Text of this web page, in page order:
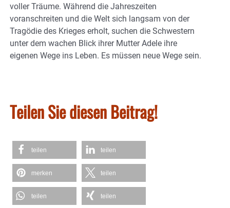
voller Träume. Während die Jahreszeiten
voranschreiten und die Welt sich langsam von der
Tragödie des Krieges erholt, suchen die Schwestern
unter dem wachen Blick ihrer Mutter Adele ihre
eigenen Wege ins Leben. Es müssen neue Wege sein.
Teilen Sie diesen Beitrag!
teilen teilen
merken teilen
teilen teilen